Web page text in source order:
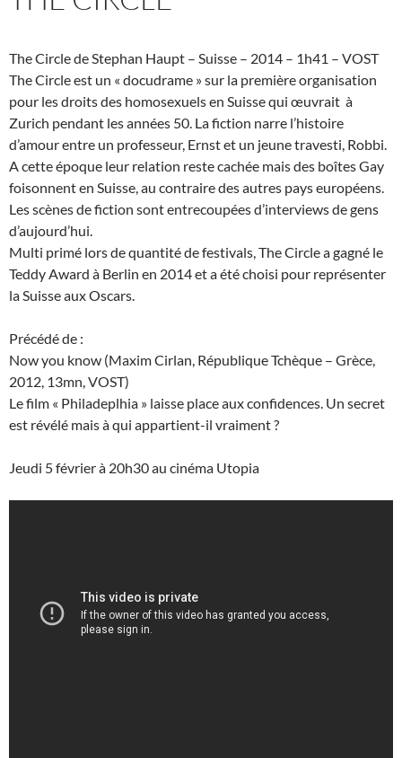
The Circle de Stephan Haupt – Suisse – 2014 – 1h41 – VOST
The Circle est un « docudrame » sur la première organisation
pour les droits des homosexuels en Suisse qui œuvrait à
Zurich pendant les années 50. La fiction narre l’histoire
d’amour entre un professeur, Ernst et un jeune travesti, Robbi.
A cette époque leur relation reste cachée mais des boîtes Gay
foisonnent en Suisse, au contraire des autres pays européens.
Les scènes de fiction sont entrecoupées d’interviews de gens
d’aujourd’hui.
Multi primé lors de quantité de festivals, The Circle a gagné le
Teddy Award à Berlin en 2014 et a été choisi pour représenter
la Suisse aux Oscars.
Précédé de :
Now you know (Maxim Cirlan, République Tchèque – Grèce,
2012, 13mn, VOST)
Le film « Philadeplhia » laisse place aux confidences. Un secret
est révélé mais à qui appartient-il vraiment ?
Jeudi 5 février à 20h30 au cinéma Utopia